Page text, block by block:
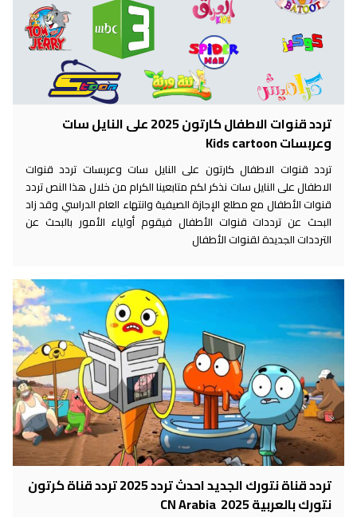
تردد قنوات الاطفال كارتون 2025 على النايل سات
وعربسات Kids cartoon
تردد قنوات الاطفال كارتون على النايل سات وعربسات تردد قنوات
الاطفال على النايل سات نذكر لكم متابعينا الكرام من خلال هذا النص تردد
قنوات الأطفال مع مطلع الإجازة الصيفية وانتهاء العام الدراسي وقد زاد
البحث عن ترددات قنوات الأطفال فيقوم أولياء الأمور بالبحث عن
الترددات الجديدة لقنوات الأطفال
تردد قناة نتورك الجديد احدث تردد 2025 تردد قناة كرتون
نتورك بالعربية 2025 CN Arabia